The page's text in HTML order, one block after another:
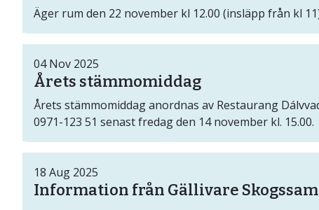
Äger rum den 22 november kl 12.00 (insläpp från kl
Årets stämmomiddag
04 Nov 2025
Årets stämmomiddag anordnas av Restaurang
0971-123 51 senast fredag den 14 november kl. 15.00.
Information från Gällivare
18 Aug 2025